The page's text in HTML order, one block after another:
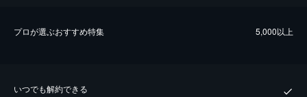
プロが選ぶおすすめ特集 5,000以上
いつでも解約できる